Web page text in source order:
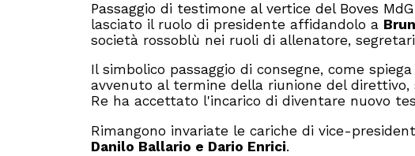
Passaggio di testimone al vertice del Boves MdG
lasciato il ruolo di presidente affidandolo a
società rossoblù nei ruoli di allenatore,
Il simbolico passaggio di consegne, come
avvenuto al termine della riunione del direttivo,
Re ha accettato l'incarico di diventare nuovo
Rimangono invariate le cariche di vice-
Danilo Ballario e Dario Enrici.